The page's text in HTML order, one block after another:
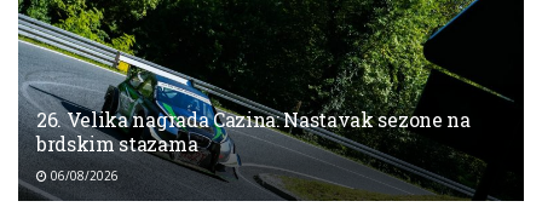
26. Velika nagrada Cazina: Nastavak sezone na
brdskim stazama
06/08/2026